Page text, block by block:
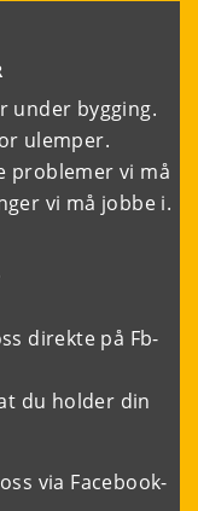
under bygging.
ulemper.
problemer vi må
vi må jobbe i.
direkte på Fb-
du holder din
via Facebook-